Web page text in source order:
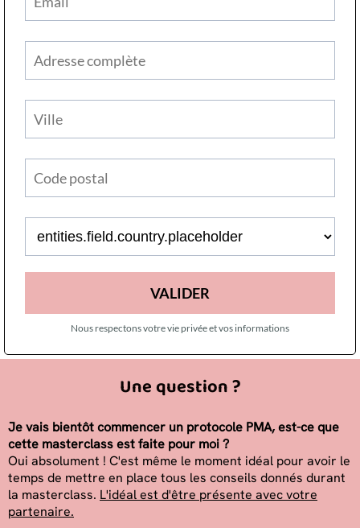
VALIDER
Nous respectons votre vie privée et vos informations
Une question ?
Je vais bientôt commencer un protocole PMA, est-ce que
cette masterclass est faite pour moi ?
Oui absolument ! C'est même le moment idéal pour avoir le
temps de mettre en place tous les conseils donnés durant
la masterclass. L'idéal est d'être présente avec votre
partenaire.